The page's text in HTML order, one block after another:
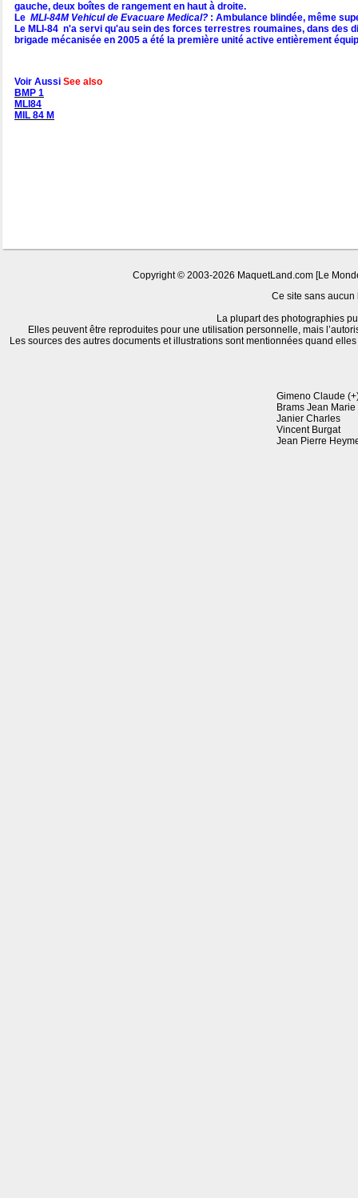
gauche, deux boîtes de rangement en haut à droite.
Le MLI-84M Vehicul de Evacuare Medical? : Ambulance blindée, même
Le MLI-84 n'a servi qu'au sein des forces terrestres roumaines, dans des
brigade mécanisée en 2005 a été la première unité active entièrement
Voir Aussi See also
BMP 1
MLI84
MIL 84 M
Copyright © 2003-2026 MaquetLand.com [Le
Ce site sans aucun
La plupart des photographies
Elles peuvent être reproduites pour une utilisation personnelle, mais
Les sources des autres documents et illustrations sont mentionnées quand
Gimeno Claude
Brams Jean Marie
Janier Charles
Vincent Burgat
Jean Pierre